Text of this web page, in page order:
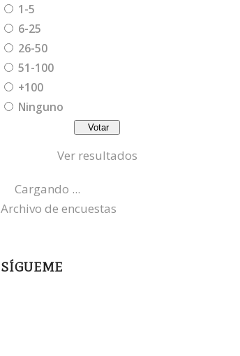
1-5
6-25
26-50
51-100
+100
Ninguno
Ver resultados
Cargando ...
Archivo de encuestas
SÍGUEME